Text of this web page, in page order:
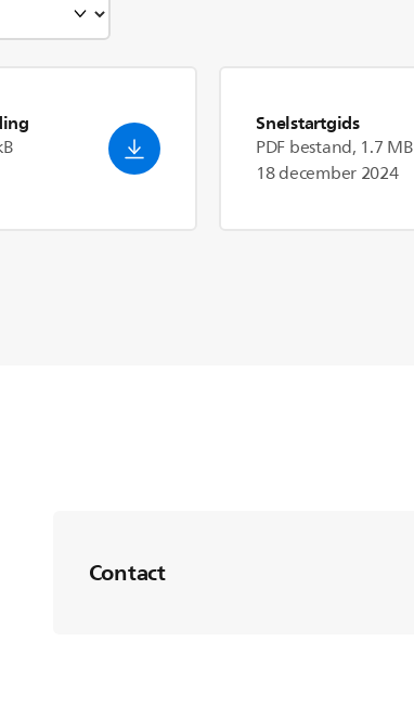
Snelstartgids
PDF bestand, 1.7 MB
18 december 2024
Contact